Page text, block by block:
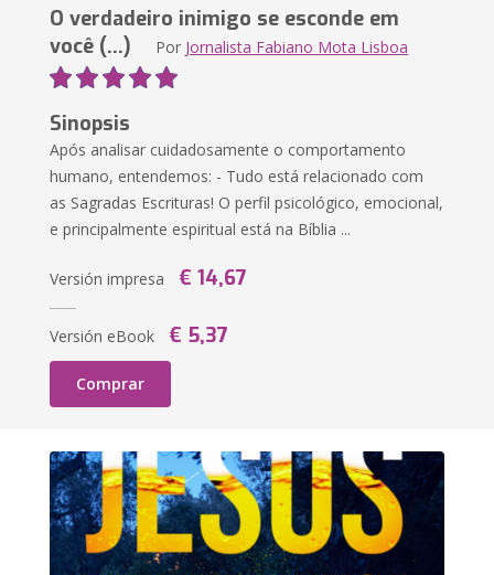
O verdadeiro inimigo se esconde em
você (...) Por Jornalista Fabiano Mota Lisboa
Sinopsis
Após analisar cuidadosamente o comportamento
humano, entendemos: - Tudo está relacionado com
as Sagradas Escrituras! O perfil psicológico, emocional,
e principalmente espiritual está na Bíblia ...
Versión impresa € 14,67
Versión eBook € 5,37
Comprar